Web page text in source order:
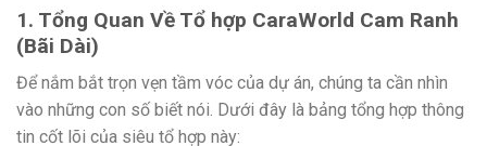
1. Tổng Quan Về Tổ hợp CaraWorld Cam Ranh
(Bãi Dài)
Để nắm bắt trọn vẹn tầm vóc của dự án, chúng ta cần nhìn
vào những con số biết nói. Dưới đây là bảng tổng hợp thông
tin cốt lõi của siêu tổ hợp này: